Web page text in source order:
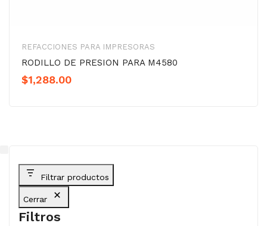
REFACCIONES PARA IMPRESORAS
RODILLO DE PRESION PARA M4580
$1,288.00
Filtrar productos
Cerrar
Filtros